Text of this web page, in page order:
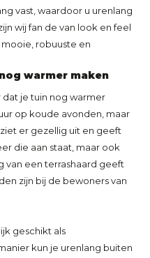
vast, waardoor u urenlang
wij fan de van look en feel
robuuste en
warmer maken
je tuin nog warmer
op koude avonden, maar
er gezellig uit en geeft
die aan staat, maar ook
van een terrashaard geeft
zijn bij de bewoners van
geschikt als
kun je urenlang buiten